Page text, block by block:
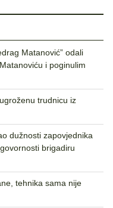
Matanović” odali
i poginulim
trudnicu iz
dužnosti zapovjednika
brigadiru
tehnika sama nije